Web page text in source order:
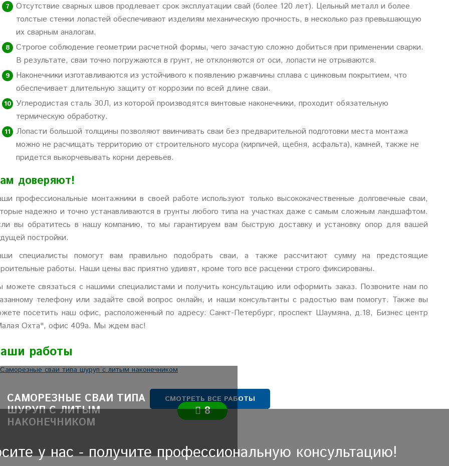
Отсутствие сварных швов продлевает срок эксплуатации свай (более 120 лет). Цельный металл и более
толстые стенки лопастей обеспечивают изделиям механическую прочность, в несколько раз превышающую
их сварным аналогам.
Строгое соблюдение геометрии расчетной формы, чего зачастую сложно добиться при применении сварки.
В результате, сваи точно погружаются в грунт, не отклоняются от оси, лопасти не отрываются.
Наконечники изготавливаются из устойчивого к появлению ржавчины сплава с цинковым покрытием, что
обеспечивает длительную защиту от коррозии по всей длине сваи.
Углеродистая сталь 30Л, из которой производятся винтовые наконечники, проходит обязательную
термическую обработку.
Лопасти большой толщины позволяют ввинчивать сваи без предварительной подготовки места монтажа
можно не расчищать территорию от строительного мусора (кирпичей, щебня, асфальта), камней, также не
придется выкорчевывать корни деревьев.
доверяют!
профессиональные монтажники в своей работе используют только высококачественные долговечные сваи,
надежно и точно устанавливаются в грунты любого типа на участках даже с самым сложным ландшафтом.
вы обратитесь в нашу компанию, то мы гарантируем вам быструю доставку и установку опор для вашей
постройки.
специалисты помогут вам правильно подобрать сваи, а также рассчитают сумму на предстоящие
работы. Наши цены вас приятно удивят, кроме того все расценки строго фиксированы.
можете связаться с нашими специалистами и получить консультацию или оформить заказ. Позвоните нам по
телефону или задайте свой вопрос онлайн, и наши консультанты с радостью вам помогут. Также вы
посетить наш офис, расположенный по адресу: Санкт-Петербург, проспект Шаумяна, д.18, Бизнес центр
Охта", офис 409а. Мы ждем вас!
работы
САМОРЕЗНЫЕ СВАИ ТИПА
ШУРУП С ЛИТЫМ
НАКОНЕЧНИКОМ
8
СМОТРЕТЬ ВСЕ РАБОТЫ
у нас - получите профессиональную консультацию!